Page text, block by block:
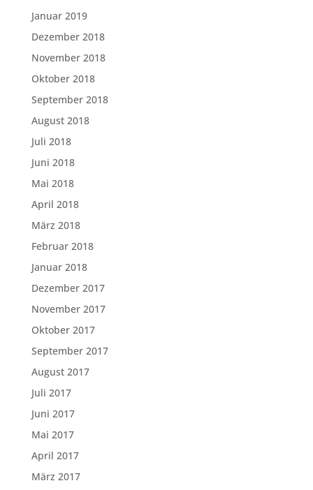
Januar 2019
Dezember 2018
November 2018
Oktober 2018
September 2018
August 2018
Juli 2018
Juni 2018
Mai 2018
April 2018
März 2018
Februar 2018
Januar 2018
Dezember 2017
November 2017
Oktober 2017
September 2017
August 2017
Juli 2017
Juni 2017
Mai 2017
April 2017
März 2017